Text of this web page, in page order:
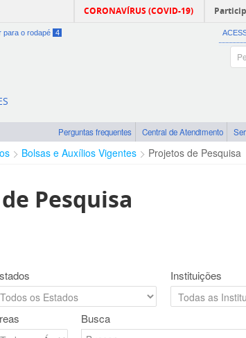
CORONAVÍRUS (COVID-19)
para o rodapé 4
Perguntas frequentes Central de Atendimento
Bolsas e Auxílios Vigentes Projetos de Pesquisa
Pesquisa
Instituições
Busca